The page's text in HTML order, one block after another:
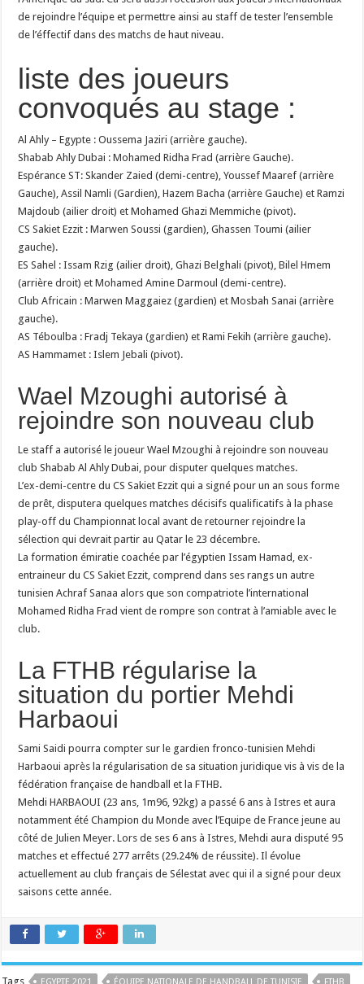
de rejoindre l’équipe et permettre ainsi au staff de tester l’ensemble
de l’éffectif dans des matchs de haut niveau.
liste des joueurs
convoqués au stage :
Al Ahly – Egypte : Oussema Jaziri (arrière gauche).
Shabab Ahly Dubai : Mohamed Ridha Frad (arrière Gauche).
Espérance ST: Skander Zaied (demi-centre), Youssef Maaref (arrière
Gauche), Assil Namli (Gardien), Hazem Bacha (arrière Gauche) et Ramzi
Majdoub (ailier droit) et Mohamed Ghazi Memmiche (pivot).
CS Sakiet Ezzit : Marwen Soussi (gardien), Ghassen Toumi (ailier
gauche).
ES Sahel : Issam Rzig (ailier droit), Ghazi Belghali (pivot), Bilel Hmem
(arrière droit) et Mohamed Amine Darmoul (demi-centre).
Club Africain : Marwen Maggaiez (gardien) et Mosbah Sanai (arrière
gauche).
AS Téboulba : Fradj Tekaya (gardien) et Rami Fekih (arrière gauche).
AS Hammamet : Islem Jebali (pivot).
Wael Mzoughi autorisé à
rejoindre son nouveau club
Le staff a autorisé le joueur Wael Mzoughi à rejoindre son nouveau
club Shabab Al Ahly Dubai, pour disputer quelques matches.
L’ex-demi-centre du CS Sakiet Ezzit qui a signé pour un an sous forme
de prêt, disputera quelques matches décisifs qualificatifs à la phase
play-off du Championnat local avant de retourner rejoindre la
sélection qui devrait partir au Qatar le 23 décembre.
La formation émiratie coachée par l’égyptien Issam Hamad, ex-
entraineur du CS Sakiet Ezzit, comprend dans ses rangs un autre
tunisien Achraf Sanaa alors que son compatriote l’international
Mohamed Ridha Frad vient de rompre son contrat à l’amiable avec le
club.
La FTHB régularise la
situation du portier Mehdi
Harbaoui
Sami Saidi pourra compter sur le gardien fronco-tunisien Mehdi
Harbaoui après la régularisation de sa situation juridique vis à vis de la
fédération française de handball et la FTHB.
Mehdi HARBAOUI (23 ans, 1m96, 92kg) a passé 6 ans à Istres et aura
notamment été Champion du Monde avec l’Equipe de France jeune au
côté de Julien Meyer. Lors de ses 6 ans à Istres, Mehdi aura disputé 95
matches et effectué 277 arrêts (29.24% de réussite). Il évolue
actuellement au club français de Sélestat avec qui il a signé pour deux
saisons cette année.
Tags